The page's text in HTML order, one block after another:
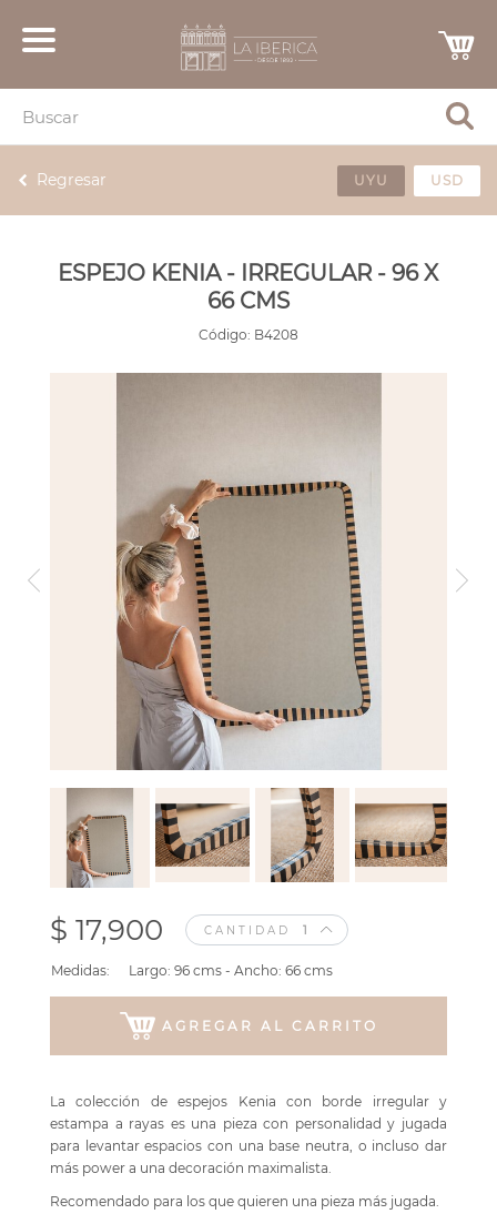
Regresar UYU USD
ESPEJO KENIA - IRREGULAR - 96 X
66 CMS
Código: B4208
$ 17,900 CANTIDAD
Medidas: Largo: 96 cms - Ancho: 66 cms
AGREGAR AL CARRITO
La colección de espejos Kenia con borde irregular y
estampa a rayas es una pieza con personalidad y jugada
para levantar espacios con una base neutra, o incluso dar
más power a una decoración maximalista.
Recomendado para los que quieren una pieza más jugada.